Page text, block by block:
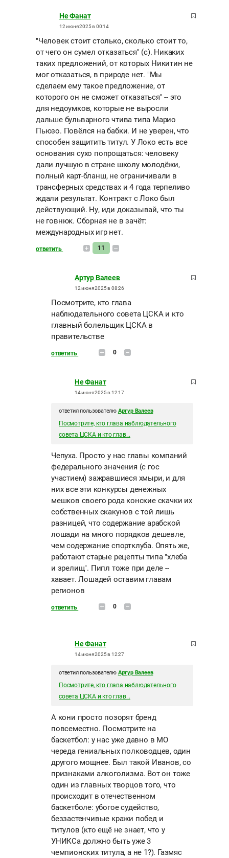
Не Фанат
12 июня 2025 в 00:14
"Человек стоит столько, сколько стоит то,
от чего он сумел отказаться" (с). Никаких
таких предложений, от которых Никитин не
мог отказаться, в природе нет. "Мы
сделаем ему такое предложение, от
которого он не сможет отказаться" -- это
для недоумков, которые не выросли
дальше бульварного чтива типа Марио
Пьюзо. Повёлся на бабки. И не уверен, что
способен защитить титул. У Локо есть все
основания сухо попрощаться: человеку
дали лучшую в стране школу молодёжи,
полный карт-бланш, не ограничивали в
трансферных средствах и 4 года терпеливо
ждали результат. Контракт с Локо был
действующий. Ну, иди доказывай, что ты
не говнюк. Сборная не в зачёт:
международных игр нет.
ответить 11
Артур Валеев
12 июня 2025 в 08:26
Посмотрите, кто глава
наблюдательного совета ЦСКА и кто
главный болельщик ЦСКА в
правительстве
ответить 0
Не Фанат
14 июня 2025 в 12:17
ответил пользователю Артур Валеев
Посмотрите, кто глава наблюдательного
совета ЦСКА и кто глав...
Чепуха. Просто у нас главы компаний
федерального значения (с гос
участием) зажравшиеся хмыри, и для
них все эти конкурсы денежных
мешков своего рода конские скачки их
собственных скакунов с той лишь
разницей, что содержание арабской
лошади на много порядков дешевле,
чем содержание спортклуба. Опять же,
работают старые рецепты типа "хлеба
и зрелищ". Пипл тоже при деле --
хавает. Лошадей оставим главам
регионов
ответить 0
Не Фанат
14 июня 2025 в 12:27
ответил пользователю Артур Валеев
Посмотрите, кто глава наблюдательного
совета ЦСКА и кто глав...
А кони просто позорят бренд
повсеместно. Посмотрите на
баскетбол: у нас уже давно в МО
череда гениальных полководцев, один
другого мощнее. Был такой Иванов, со
признаками алкоголизма. Вот он тоже
один из главных творцов того, что
происходит в отечественном
баскетболе: убогое судейство,
беззастенчивые кражи побед и
титулов (кто ещё не знает, что у
УНИКСа должно быть уже 3
чемпионских титула, а не 1?). Газмяс